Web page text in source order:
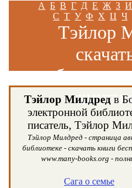
А Б В Г Д Е Ж З И
С Т У Ф Х Ц Ч
Тэйлор
книги
Тэйлор Милдредв
электронной
писатель, Тэйлор
Тэйлор Милдред - страница
библиотеке - скачать книги
www.many-books.org -
Сага о семье